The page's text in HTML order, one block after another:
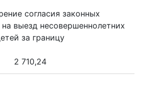
согласия законных
выезд несовершеннолетних
за границу
2 710,24